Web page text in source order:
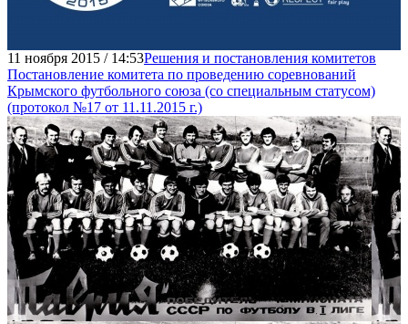
11 ноября 2015 / 14:53Решения и постановления комитетов
Постановление комитета по проведению соревнований
Крымского футбольного союза (со специальным статусом)
(протокол №17 от 11.11.2015 г.)